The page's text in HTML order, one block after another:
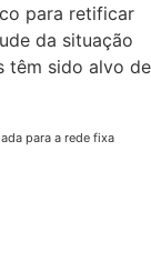
para retificar
da situação
têm sido alvo de
para a rede fixa